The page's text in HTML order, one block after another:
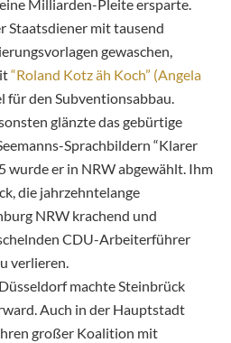
Milliarden-Pleite ersparte.
Staatsdiener mit tausend
gewaschen,
“Roland Kotz äh Koch” (Angela
für den Subventionsabbau.
glänzte das gebürtige
Sprachbildern “Klarer
wurde er in NRW abgewählt. Ihm
die jahrzehntelange
NRW krachend und
CDU-Arbeiterführer
verlieren.
machte Steinbrück
Auch in der Hauptstadt
großer Koalition mit